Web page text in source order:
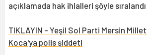
açıklamada hak ihlalleri şöyle
TIKLAYIN - Yeşil Sol Parti Mersin
Koca'ya polis şiddeti